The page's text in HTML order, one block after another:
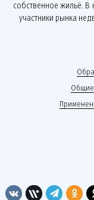
собственное жильё.
участники рынка
Общие